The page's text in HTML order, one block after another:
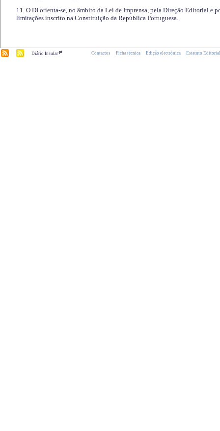
11. O DI orienta-se, no âmbito da Lei de Imprensa, pela Direção Editorial e
limitações inscrito na Constituição da República Portuguesa.
Diário Insular.pt Contactos Ficha técnica Edição electrónica Estatuto Editorial